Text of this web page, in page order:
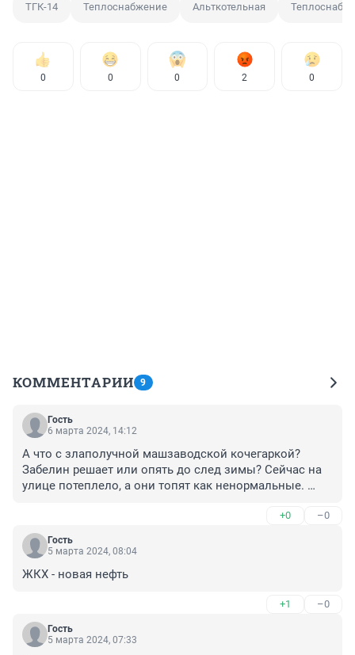
ТГК-14 Теплоснабжение Альткотельная
0 0 0 2 0
КОММЕНТАРИИ 9
Гость
6 марта 2024, 14:12
А что с злаполучной машзаводской кочегаркой?
Забелин решает или опять до след зимы? Сейчас на
улице потеплело, а они топят как ненормальные.
+0 –0
Гость
5 марта 2024, 08:04
ЖКХ - новая нефть
+1 –0
Гость
5 марта 2024, 07:33